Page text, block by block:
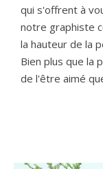
qui s'offrent à
notre graphiste
la hauteur de la
Bien plus que la
de l'être aimé